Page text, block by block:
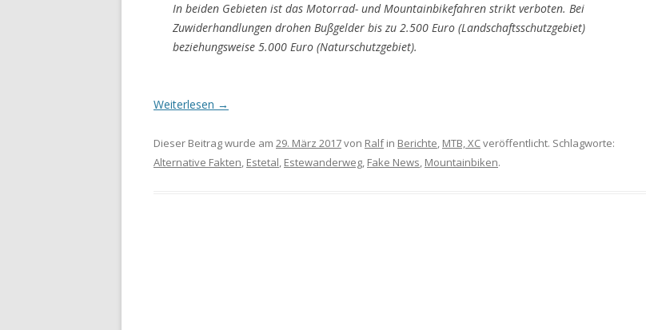
In beiden Gebieten ist das Motorrad- und Mountainbikefahren strikt verboten. Bei
Zuwiderhandlungen drohen Bußgelder bis zu 2.500 Euro (Landschaftsschutzgebiet)
beziehungsweise 5.000 Euro (Naturschutzgebiet).
Weiterlesen →
Dieser Beitrag wurde am 29. März 2017von Ralfin Berichte, MTB, XCveröffentlicht. Schlagworte:
Alternative Fakten, Estetal, Estewanderweg, Fake News, Mountainbiken.